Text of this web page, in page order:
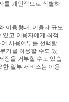
를 개인적으로 식별하
이용형태, 이용자 규모
있고 이용자에게 최적
사용여부를 선택할
키를 허용할 수도 있
장을 거부할 수도 있습
한 일부 서비스는 이용